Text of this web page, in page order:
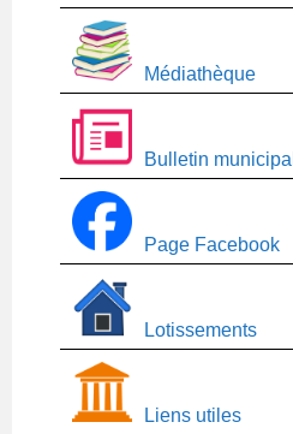
Médiathèque
Bulletin municipal
Page Facebook
Lotissements
Liens utiles